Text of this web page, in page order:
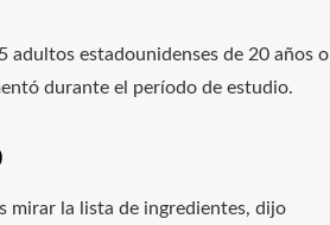
adultos estadounidenses de 20 años o
durante el período de estudio.
mirar la lista de ingredientes, dijo